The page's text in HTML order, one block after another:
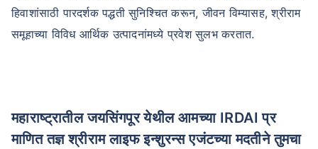
हिवाशांसाठी पारदर्शक पद्धती सुनिश्चित करून, जीवन विम्यासह, श्रीराम
समूहाच्या विविध आर्थिक उत्पादनांमध्ये प्रवेश सुलभ करतात.
महाराष्ट्रातील जयसिंगपूर येथील आमच्या IRDAI प्र
माणित तज्ञ श्रीराम लाइफ इन्शुरन्स एजंटच्या मदतीने तुमचा